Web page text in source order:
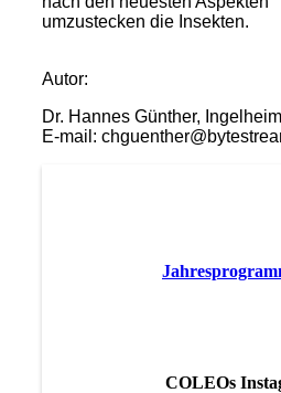
umzustecken die Insekten.
Autor:
Dr. Hannes Günther, Ingelheim
E-mail:
COLEOs